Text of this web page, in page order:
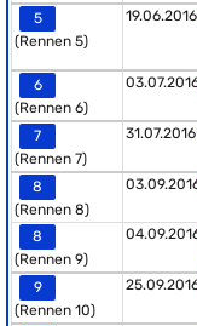
5
(Rennen 5)
19.06.2016
6
(Rennen 6)
7
(Rennen 7)
31.07.2016
8
(Rennen 8)
8
(Rennen 9)
9
(Rennen 10)